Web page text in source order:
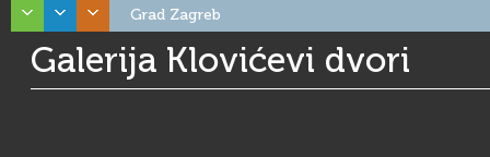
Grad Zagreb
Galerija Klovićevi dvori